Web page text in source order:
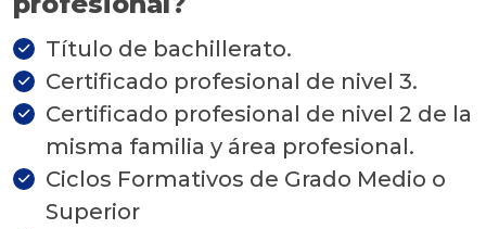
Título de bachillerato.
Certificado profesional de nivel 3.
Certificado profesional de nivel 2 de la
misma familia y área profesional.
Ciclos Formativos de Grado Medio o
Superior